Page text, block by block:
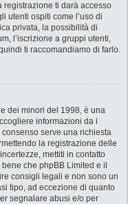
registrazione ti darà accesso
utenti ospiti come l’uso di
privata, la possibilità di
l’iscrizione a gruppi utenti,
ti raccomandiamo di farlo.
dei minori del 1998, è una
informazioni da i
serve una richiesta
la registrazione delle
mettiti in contatto
che phpBB Limited e il
consigli legali e non sono un
tipo, ad eccezione di quanto
segnalare abusi e/o per